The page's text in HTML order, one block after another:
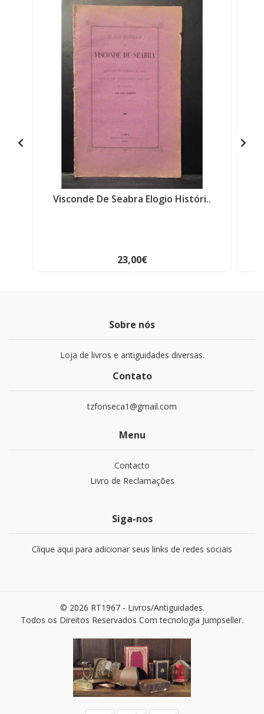
Visconde De Seabra Elogio Históri..
23,00€
Sobre nós
Loja de livros e antiguidades diversas.
Contato
tzfonseca1@gmail.com
Menu
Contacto
Livro de Reclamações
Siga-nos
Clique aqui para adicionar seus links de redes sociais
© 2026 RT1967 - Livros/Antiguidades.
Todos os Direitos Reservados Com tecnologia Jumpseller.